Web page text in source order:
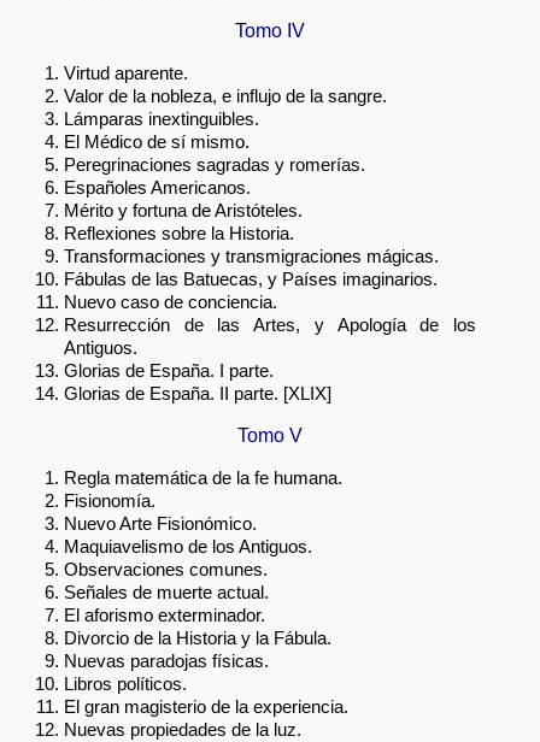
Tomo IV
Virtud aparente.
Valor de la nobleza, e influjo de la sangre.
Lámparas inextinguibles.
El Médico de sí mismo.
Peregrinaciones sagradas y romerías.
Españoles Americanos.
Mérito y fortuna de Aristóteles.
Reflexiones sobre la Historia.
Transformaciones y transmigraciones mágicas.
Fábulas de las Batuecas, y Países imaginarios.
Nuevo caso de conciencia.
Resurrección de las Artes, y Apología de los
Antiguos.
Glorias de España. I parte.
Glorias de España. II parte. [XLIX]
Tomo V
Regla matemática de la fe humana.
Fisionomía.
Nuevo Arte Fisionómico.
Maquiavelismo de los Antiguos.
Observaciones comunes.
Señales de muerte actual.
El aforismo exterminador.
Divorcio de la Historia y la Fábula.
Nuevas paradojas físicas.
Libros políticos.
El gran magisterio de la experiencia.
Nuevas propiedades de la luz.